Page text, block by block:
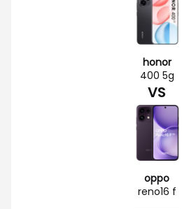
honor
400 5g
VS
oppo
reno16 f